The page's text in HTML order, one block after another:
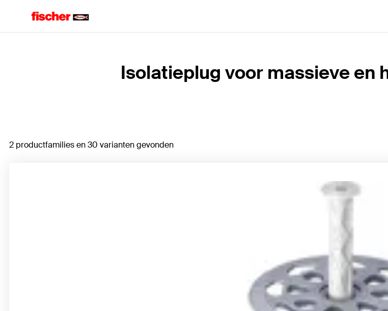
Isolatieplug voor massieve en
2 productfamilies en 30 varianten gevonden